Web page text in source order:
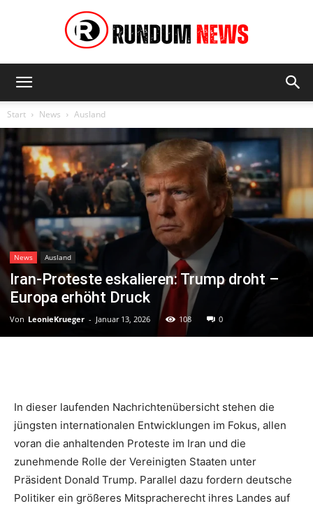
News
Start News Ausland
News Ausland
Iran-Proteste eskalieren: Trump droht –
Europa erhöht Druck
Von LeonieKrueger - Januar 13, 2026 108 0
In dieser laufenden Nachrichtenübersicht stehen die
jüngsten internationalen Entwicklungen im Fokus, allen
voran die anhaltenden Proteste im Iran und die
zunehmende Rolle der Vereinigten Staaten unter
Präsident Donald Trump. Parallel dazu fordern deutsche
Politiker ein größeres Mitspracherecht ihres Landes auf